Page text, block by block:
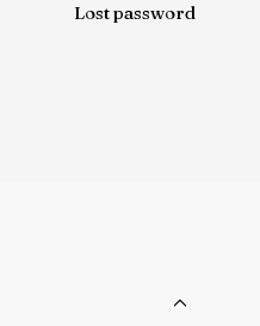
Lost password